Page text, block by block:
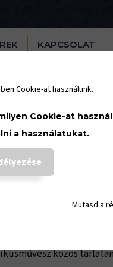
KAPCSOLAT
Klára
népdalok és
közös
Cookie-at használunk.
Cookie-at
a használatukat.
Mutasd a